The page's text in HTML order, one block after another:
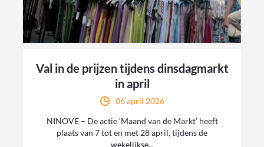
Val in de prijzen tijdens dinsdagmarkt
in april
06 april 2026
NINOVE – De actie ‘Maand van de Markt’ heeft
plaats van 7 tot en met 28 april, tijdens de
wekelijkse...